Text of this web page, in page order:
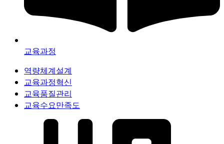
교육과정
역량체계설계
교육과정혁신
교육품질관리
교육수요만족도